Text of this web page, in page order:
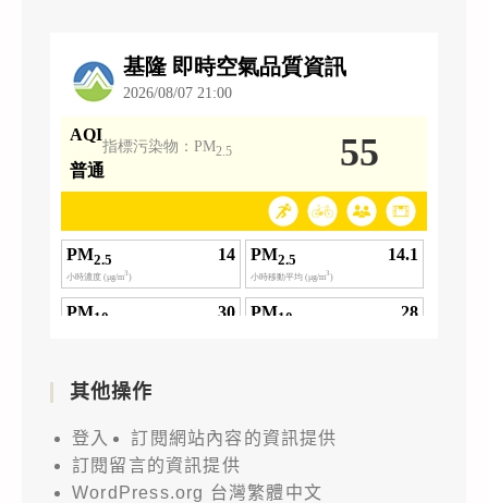
其他操作
登入
訂閱網站內容的資訊提供
訂閱留言的資訊提供
WordPress.org 台灣繁體中文